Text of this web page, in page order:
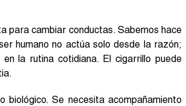
para cambiar conductas. Sabemos hace
humano no actúa solo desde la razón;
la rutina cotidiana. El cigarrillo puede
Se necesita acompañamiento